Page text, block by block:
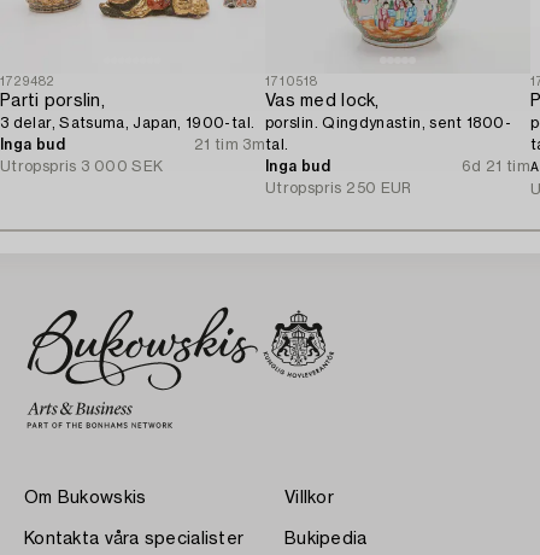
1729482
Parti porslin,
3 delar, Satsuma, Japan, 1900-tal.
Inga bud
21 tim 3m
Utropspris 3 000 SEK
1710518
Vas med lock,
porslin. Qingdynastin, sent 1800-
tal.
Inga bud
6d 21 tim
Utropspris 250 EUR
Om Bukowskis
Kontakta våra specialister
Villkor
Bukipedia